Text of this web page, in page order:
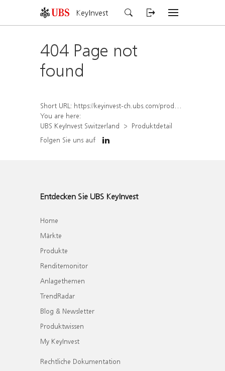
KeyInvest
404 Page not
found
Short URL: https://keyinvest-ch.ubs.com/produkt/detail/index/isin/CH1572297005
You are here:
UBS KeyInvest Switzerland
Produktdetail
Folgen Sie uns auf
Entdecken Sie UBS KeyInvest
Home
Märkte
Produkte
Renditemonitor
Anlagethemen
TrendRadar
Blog & Newsletter
Produktwissen
My KeyInvest
Rechtliche Dokumentation